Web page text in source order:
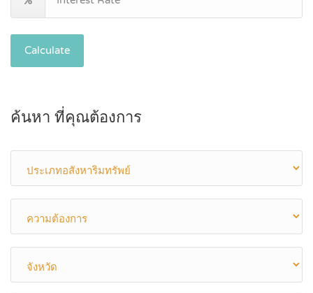
Calculate
ค้นหา ที่คุณต้องการ